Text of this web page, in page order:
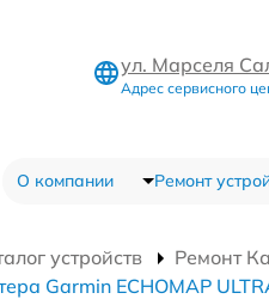
ул. Марселя
Адрес сервисного
О компании Ремонт
устройств Ремонт
Garmin ECHOMAP